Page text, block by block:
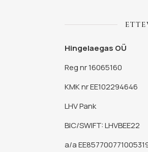
Hingelaegas OÜ
Reg nr 16065160
KMK nr EE102294646
LHV Pank
BIC/SWIFT: LHVBEE22
a/a